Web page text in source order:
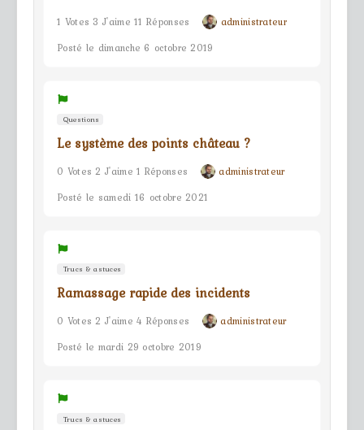
1 Votes 3 J'aime 11 Réponses
administrateur
Posté le dimanche 6 octobre 2019
Questions
Le système des points château ?
0 Votes 2 J'aime 1 Réponses
administrateur
Posté le samedi 16 octobre 2021
Trucs & astuces
Ramassage rapide des incidents
0 Votes 2 J'aime 4 Réponses
administrateur
Posté le mardi 29 octobre 2019
Trucs & astuces